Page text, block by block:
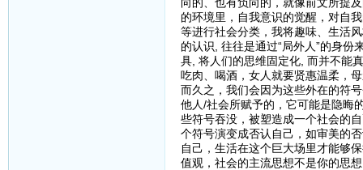
的环境里，自我意识的觉醒，对自
等进行社会分类，我将趣味、生活
的认识, 往往是通过“局外人”的身
具, 将人们的思维固定化, 而并不能
吃肉、喝酒，女人就要贤惠温柔，
而久之，我们会因为这些外在的符
他人/社会所赋予的，它可能是隐晦
些符号吞没，被塑造成一个社会的
个符号演变成否认自己，如审美的
自己，生活在这个巨大场里才能够
值观，社会的主流思想不是你的思